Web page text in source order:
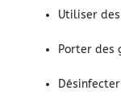
Utiliser
Porter des